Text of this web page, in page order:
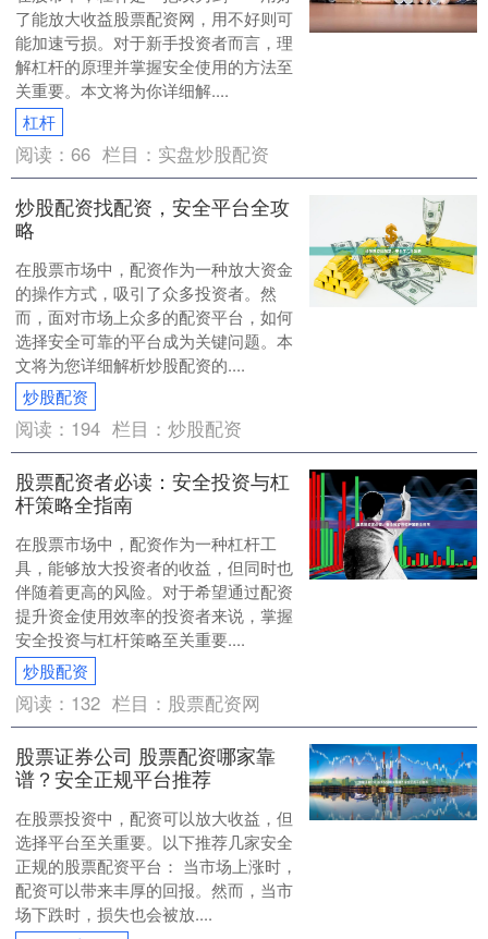
了能放大收益股票配资网，用不好则可
能加速亏损。对于新手投资者而言，理
解杠杆的原理并掌握安全使用的方法至
关重要。本文将为你详细解....
杠杆
阅读：66 栏目： 实盘炒股配资
炒股配资找配资，安全平台全攻
略
在股票市场中，配资作为一种放大资金
的操作方式，吸引了众多投资者。然
而，面对市场上众多的配资平台，如何
选择安全可靠的平台成为关键问题。本
文将为您详细解析炒股配资的....
炒股配资
阅读： 194 栏目：炒股配资
股票配资者必读：安全投资与杠
杆策略全指南
在股票市场中，配资作为一种杠杆工
具，能够放大投资者的收益，但同时也
伴随着更高的风险。对于希望通过配资
提升资金使用效率的投资者来说，掌握
安全投资与杠杆策略至关重要....
炒股配资
阅读： 132 栏目： 股票配资网
股票证券公司 股票配资哪家靠
谱？安全正规平台推荐
在股票投资中，配资可以放大收益，但
选择平台至关重要。以下推荐几家安全
正规的股票配资平台： 当市场上涨时，
配资可以带来丰厚的回报。然而，当市
场下跌时，损失也会被放....